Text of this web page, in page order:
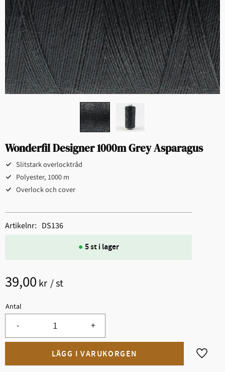
Wonderfil Designer 1000m Grey Asparagus
Slitstark overlocktråd
Polyester, 1000 m
Overlock och cover
39,00 kr /st
Antal
+
-
Lägg
5 st i lager
Artikelnr DS136